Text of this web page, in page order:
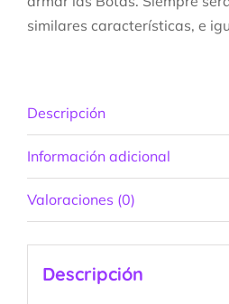
similares características, e
Descripción
Información adicional
Valoraciones (0)
Descripción